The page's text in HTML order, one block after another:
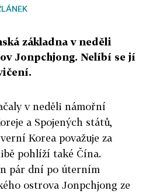
základna v neděli
Jonpchjong. Nelíbí se jí
v neděli námořní
a Spojených států,
Korea považuje za
pohlíží také Čína.
pár dní po úterním
ostrova Jonpchjong ze